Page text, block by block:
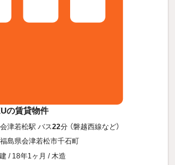
の賃貸物件
会津若松駅 バス22分 （磐越西線など）
福島県会津若松市千石町
/ 18年1ヶ月 / 木造